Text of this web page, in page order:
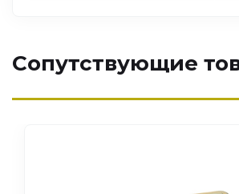
Сопутствующие